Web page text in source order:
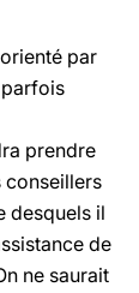
par
prendre
conseillers
desquels il
de
ne saurait